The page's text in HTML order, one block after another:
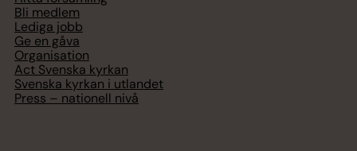
Bli medlem
Lediga jobb
Ge en gåva
Organisation
Act Svenska kyrkan
Svenska kyrkan i utlandet
Press – nationell nivå